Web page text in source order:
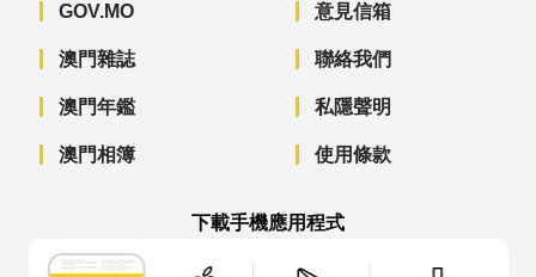
GOV.MO
澳門雜誌
澳門年鑑
澳門相簿
意見信箱
聯絡我們
私隱聲明
使用條款
下載手機應用程式